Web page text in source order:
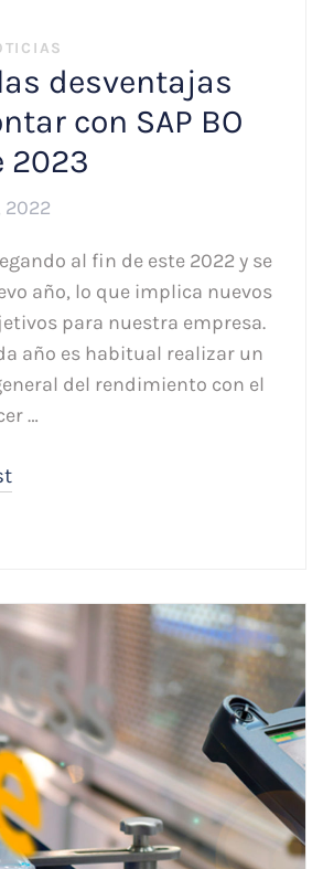
desventajas
con SAP BO
2023
2022
al fin de este 2022 y se
año, lo que implica nuevos
para nuestra empresa.
año es habitual realizar un
del rendimiento con el
…